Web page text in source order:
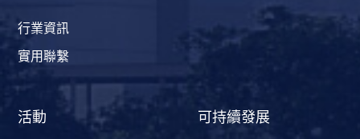
行業資訊
實用聯繫
活動 可持續發展